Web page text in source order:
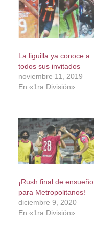
La liguilla ya conoce a
todos sus invitados
noviembre 11, 2019
En «1ra División»
¡Rush final de ensueño
para Metropolitanos!
diciembre 9, 2020
En «1ra División»